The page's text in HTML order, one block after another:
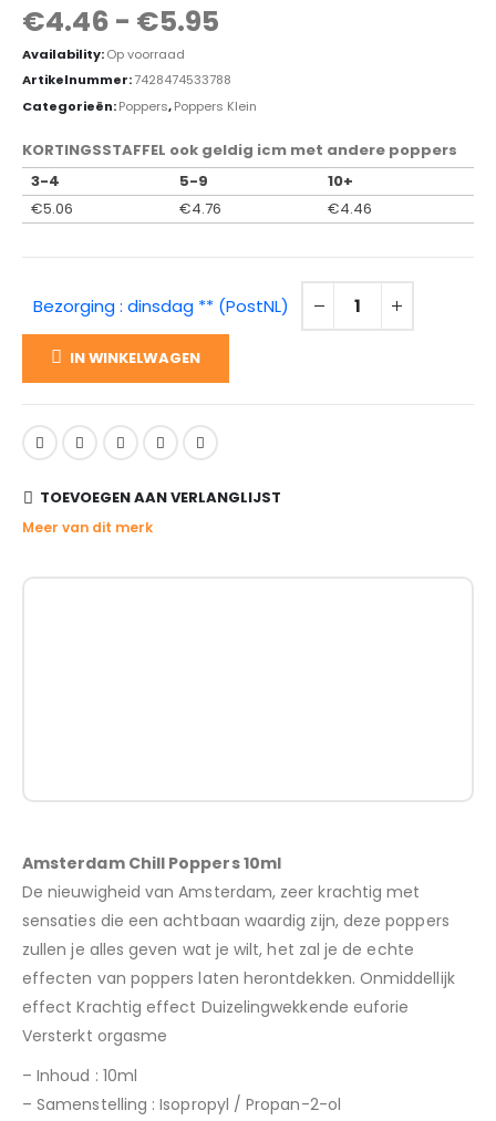
€4.46 - €5.95
Availability:Op voorraad
Artikelnummer:7428474533788
Categorieën:Poppers,Poppers Klein
KORTINGSSTAFFEL ook geldig icm met andere poppers
3-4
5-9
10+
€5.06 €4.76 €4.46
Bezorging : dinsdag ** (PostNL)
IN WINKELWAGEN
TOEVOEGEN AAN VERLANGLIJST
Meer van dit merk
Amsterdam Chill Poppers 10ml
De nieuwigheid van Amsterdam, zeer krachtig met
sensaties die een achtbaan waardig zijn, deze poppers
zullen je alles geven wat je wilt, het zal je de echte
effecten van poppers laten herontdekken. Onmiddellijk
effect Krachtig effect Duizelingwekkende euforie
Versterkt orgasme
– Inhoud : 10ml
– Samenstelling : Isopropyl / Propan-2-ol